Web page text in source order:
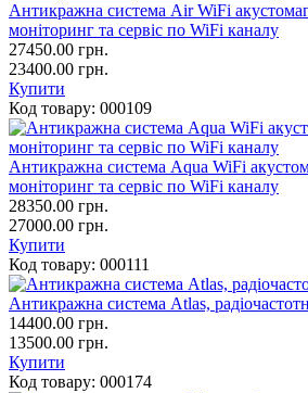
Антикражна система Air WiFi
моніторинг та сервіс по WiFi каналу
27450.00 грн.
23400.00 грн.
Купити
Код товару: 000109
Антикражна система Aqua WiFi
моніторинг та сервіс по WiFi каналу
28350.00 грн.
27000.00 грн.
Купити
Код товару: 000111
Антикражна система Atlas,
14400.00 грн.
13500.00 грн.
Купити
Код товару: 000174